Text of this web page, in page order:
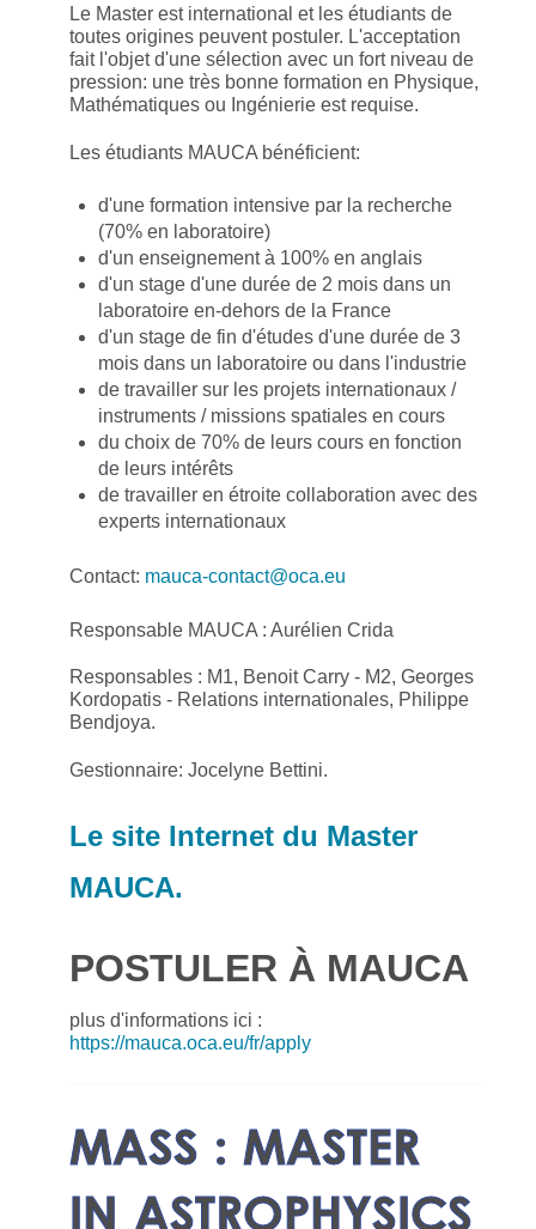
Le Master est international et les étudiants de
toutes origines peuvent postuler. L'acceptation
fait l'objet d'une sélection avec un fort niveau de
pression: une très bonne formation en Physique,
Mathématiques ou Ingénierie est requise.
Les étudiants MAUCA bénéficient:
d'une formation intensive par la recherche
(70% en laboratoire)
d'un enseignement à 100% en anglais
d'un stage d'une durée de 2 mois dans un
laboratoire en-dehors de la France
d'un stage de fin d'études d'une durée de 3
mois dans un laboratoire ou dans l'industrie
de travailler sur les projets internationaux /
instruments / missions spatiales en cours
du choix de 70% de leurs cours en fonction
de leurs intérêts
de travailler en étroite collaboration avec des
experts internationaux
Contact: mauca-contact@oca.eu
Responsable MAUCA : Aurélien Crida
Responsables : M1, Benoit Carry - M2, Georges
Kordopatis - Relations internationales, Philippe
Bendjoya.
Gestionnaire: Jocelyne Bettini.
Le site Internet du Master
MAUCA.
POSTULER À MAUCA
plus d'informations ici :
https://mauca.oca.eu/fr/apply
MASS : MASTER
IN ASTROPHYSICS